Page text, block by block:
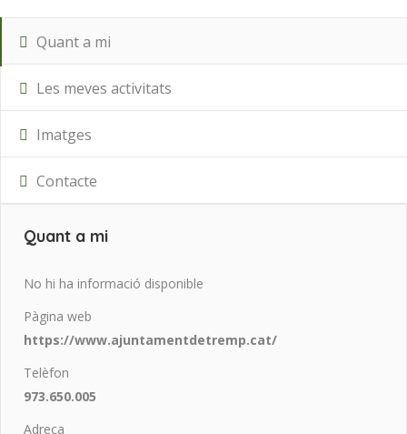
Quant a mi
Les meves activitats
Imatges
Contacte
Quant a mi
No hi ha informació disponible
Pàgina web
https://www.ajuntamentdetremp.cat/
Telèfon
973.650.005
Adreça